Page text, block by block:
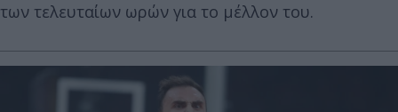
των τελευταίων ωρών για το μέλλον του.